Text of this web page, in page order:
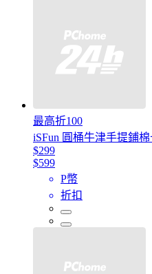
最高折100
iSFun 圓桶牛津手提鋪
$299
$599
P幣
折扣